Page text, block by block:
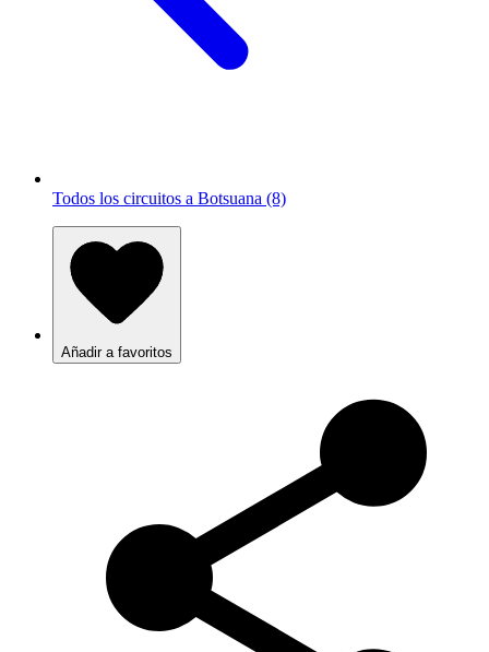
Todos los circuitos a Botsuana (8)
Añadir a favoritos